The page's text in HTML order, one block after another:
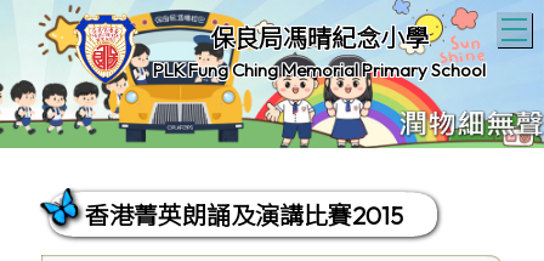
保良局馮晴紀念小學
PLK Fung Ching Memorial Primary School
香港菁英朗誦及演講比賽2015